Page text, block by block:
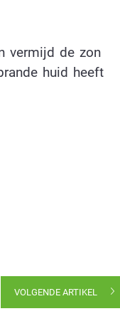
vermijd de zon
huid heeft
VOLGENDE ARTIKEL